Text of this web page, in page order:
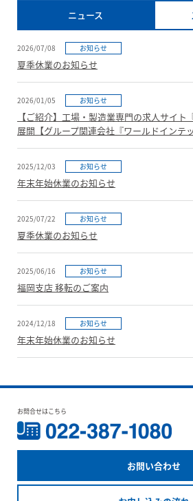
ニュース
2026/07/08 お知らせ
夏季休業のお知らせ
2026/01/05 お知らせ
【ご紹介】工場・製造業専門の求人サイト
展開【グループ関連会社『ワールドインテ
2025/12/03 お知らせ
年末年始休業のお知らせ
2025/07/22 お知らせ
夏季休業のお知らせ
2025/06/16 お知らせ
福岡支店 移転のご案内
2024/12/18 お知らせ
年末年始休業のお知らせ
お問合せはこちら
お問い合わせ